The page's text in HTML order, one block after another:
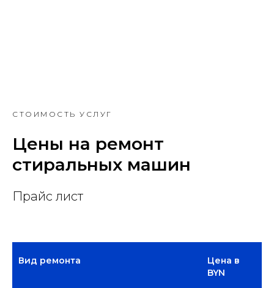
СТОИМОСТЬ УСЛУГ
Цены на ремонт
стиральных машин
Прайс лист
Вид ремонта
Цена в
BYN